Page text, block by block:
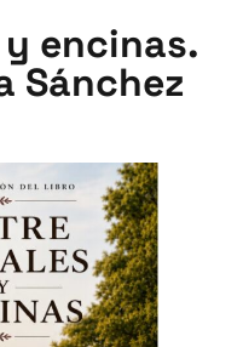
encinas.
Sánchez